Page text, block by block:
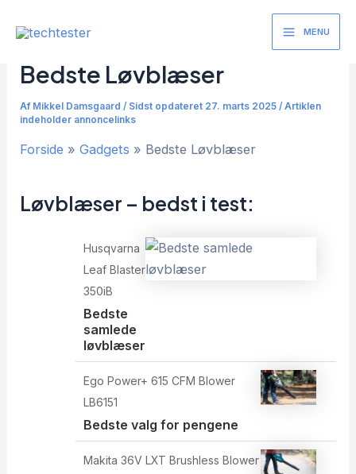
Main
MENU
Bedste Løvblæser
Af Mikkel Damsgaard/ Sidst opdateret 27. marts 2025 / Artiklen
indeholder annoncelinks
Forside Gadgets Bedste Løvblæser
Løvblæser – bedst i test:
Husqvarna
Leaf Blaster
350iB
Bedste
samlede
løvblæser
Ego Power+ 615 CFM Blower
LB6151
Bedste valg for pengene
Makita 36V LXT Brushless Blower